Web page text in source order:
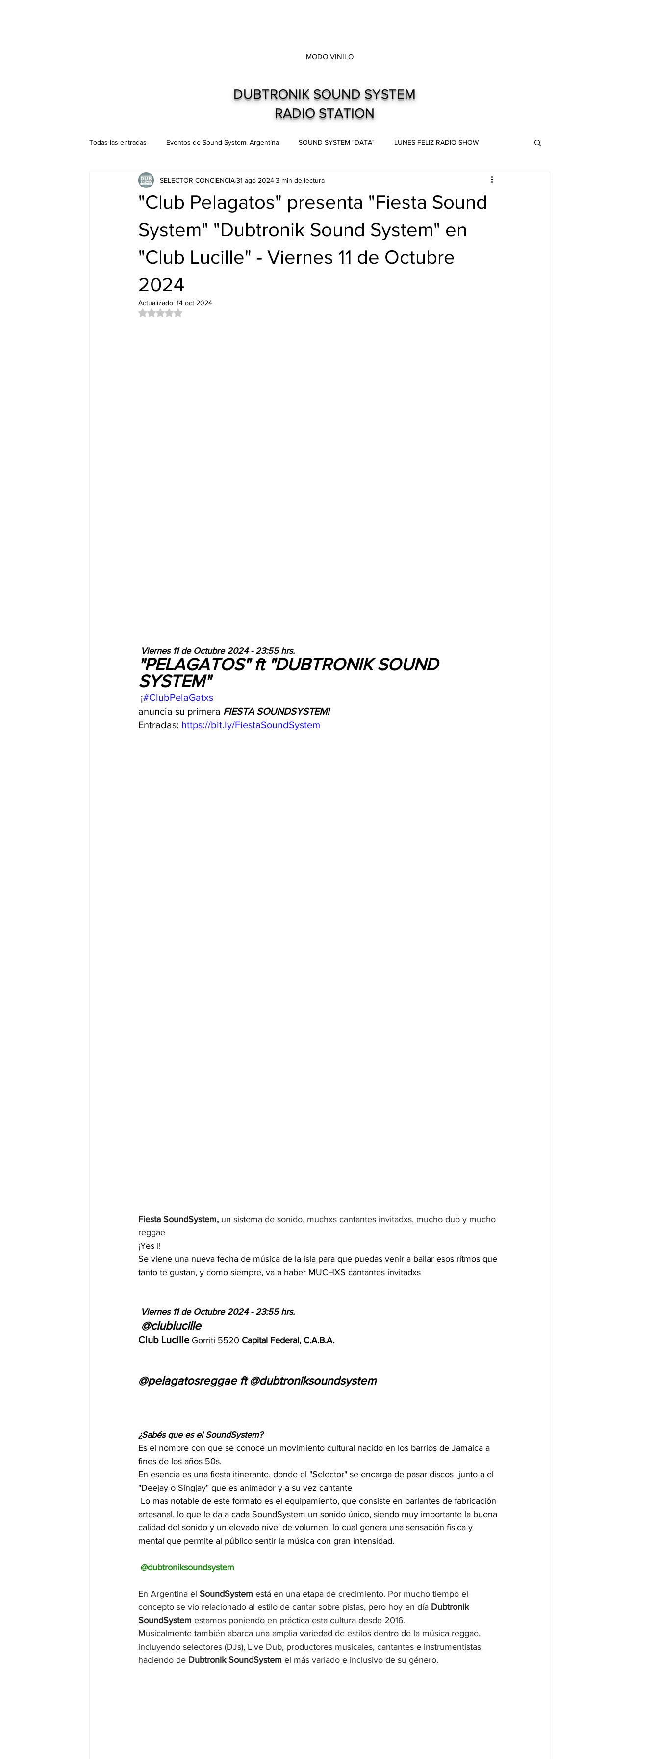
MODO VINILO
DUBTRONIK SOUND SYSTEM
RADIO STATION
Todas las entradas Eventos de Sound System. Argentina SOUND SYSTEM "DATA" LUNES FELIZ RADIO SHOW
Podcast. SOUNDMAN Mixtapes Live and direct. Shows. Recitales. "DUB MEETING LYRICS"
"Club Pelagatos" presenta "Fiesta Sound
System" "Dubtronik Sound System" en
"Club Lucille" - Viernes 11 de Octubre
2024
SELECTOR CONCIENCIA31 ago 20243 min de lectura
Actualizado: 14 oct 2024
Obtuvo NaN de 5 estrellas.
Viernes 11 de Octubre 2024 - 23:55 hrs.
"PELAGATOS" ft "DUBTRONIK SOUND
SYSTEM"
¡#ClubPelaGatxs
anuncia su primera FIESTA SOUNDSYSTEM!
Entradas: https://bit.ly/FiestaSoundSystem
Fiesta SoundSystem, un sistema de sonido, muchxs cantantes invitadxs, mucho dub y mucho
reggae
¡Yes I!
Se viene una nueva fecha de música de la isla para que puedas venir a bailar esos rítmos que
tanto te gustan, y como siempre, va a haber MUCHXS cantantes invitadxs
Viernes 11 de Octubre 2024 - 23:55 hrs.
@clublucille
Club Lucille Gorriti 5520 Capital Federal, C.A.B.A.
@pelagatosreggae ft @dubtroniksoundsystem
¿Sabés que es el SoundSystem?
Es el nombre con que se conoce un movimiento cultural nacido en los barrios de Jamaica a
fines de los años 50s.
En esencia es una fiesta itinerante, donde el "Selector" se encarga de pasar discos  junto a el
"Deejay o Singjay" que es animador y a su vez cantante
Lo mas notable de este formato es el equipamiento, que consiste en parlantes de fabricación
artesanal, lo que le da a cada SoundSystem un sonido único, siendo muy importante la buena
calidad del sonido y un elevado nivel de volumen, lo cual genera una sensación física y
mental que permite al público sentir la música con gran intensidad.
@dubtroniksoundsystem
En Argentina el SoundSystem está en una etapa de crecimiento. Por mucho tiempo el
concepto se vio relacionado al estilo de cantar sobre pistas, pero hoy en día Dubtronik
SoundSystem estamos poniendo en práctica esta cultura desde 2016.
Musicalmente también abarca una amplia variedad de estilos dentro de la música reggae,
incluyendo selectores (DJs), Live Dub, productores musicales, cantantes e instrumentistas,
haciendo de Dubtronik SoundSystem el más variado e inclusivo de su género.